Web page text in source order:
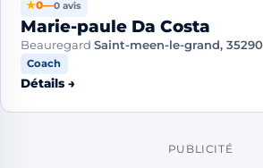
★0—0 avis
Marie-paule Da Costa
Beauregard Saint-meen-le-grand, 35290
Coach
Détails →
PUBLICITÉ